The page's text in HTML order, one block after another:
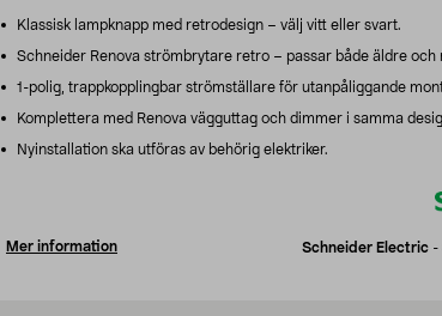
Klassisk lampknapp med retrodesign – välj vitt eller svart.
Schneider Renova strömbrytare retro – passar både äldre och
1-polig, trappkopplingbar strömställare för utanpåliggande
Komplettera med Renova vägguttag och dimmer i samma
Nyinstallation ska utföras av behörig elektriker.
Mer information Schneider Electric -